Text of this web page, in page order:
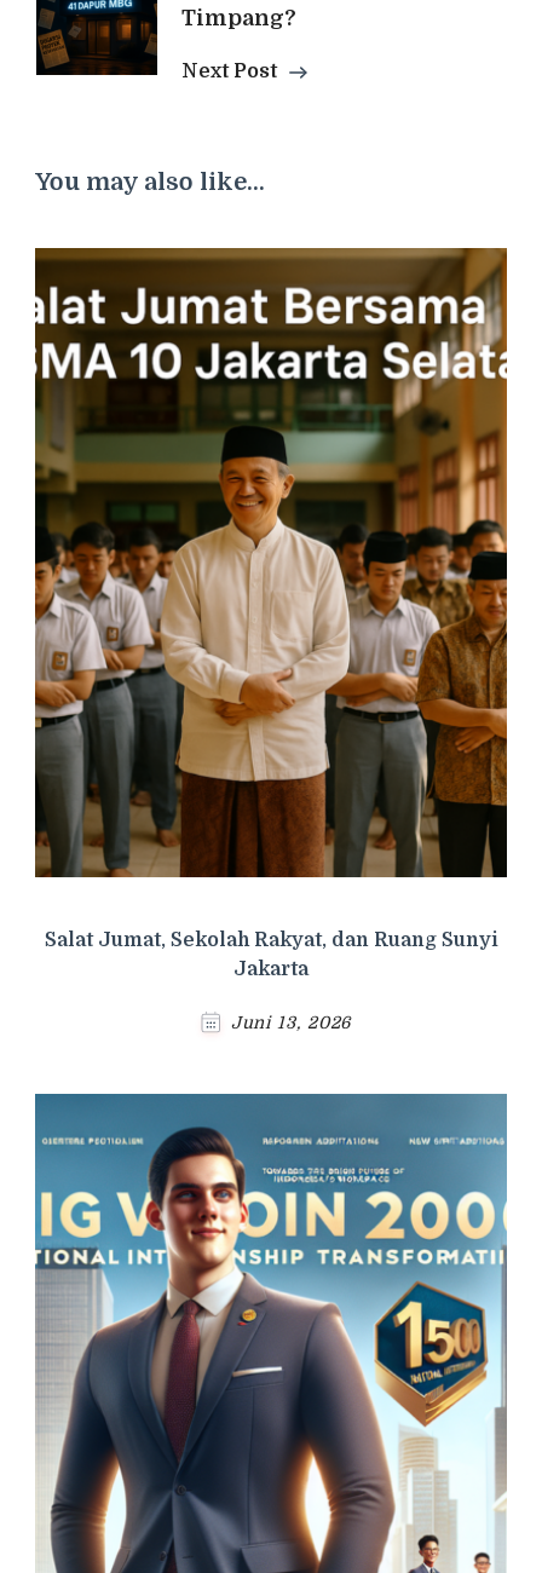
Timpang?
Next Post
You may also like...
Salat Jumat, Sekolah Rakyat, dan Ruang Sunyi
Jakarta
Juni 13, 2026